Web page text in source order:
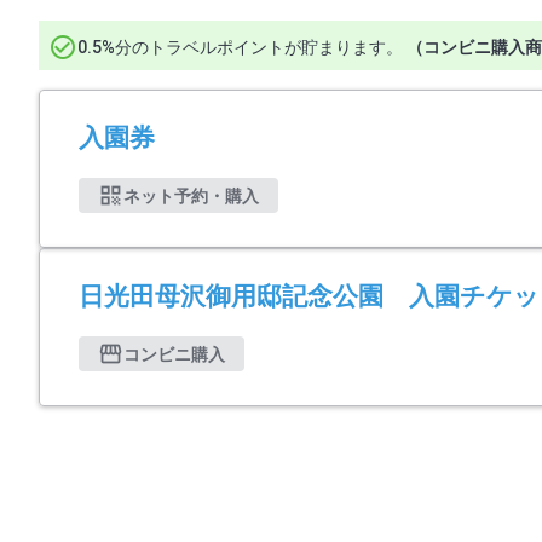
0.5%分のトラベルポイントが貯まります。 （コンビニ購入
入園券
ネット予約・購入
日光田母沢御用邸記念公園 入園チケッ
コンビニ購入